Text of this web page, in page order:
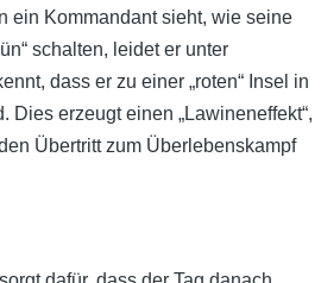
ein Kommandant sieht, wie seine
schalten, leidet er unter
dass er zu einer „roten“ Insel in
Dies erzeugt einen „Lawineneffekt“,
Übertritt zum Überlebenskampf